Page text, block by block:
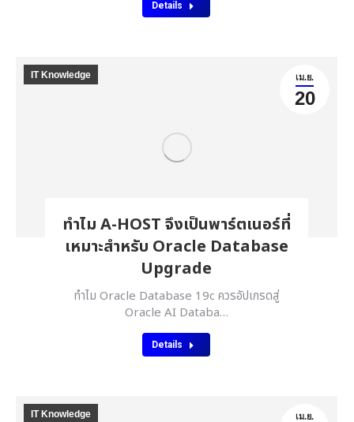
Details
เม.ย.
20
IT Knowledge
ทำไม A-HOST จึงเป็นพาร์ตเนอร์ที่
เหมาะสำหรับ Oracle Database
Upgrade
ทำไม Oracle Database 19c ควรอัปเกรดสู่
Oracle AI Databa…
Details
เม.ย.
IT Knowledge